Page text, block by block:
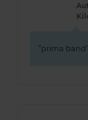
prima band